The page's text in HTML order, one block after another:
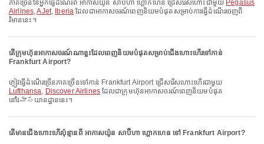
ភាគច្រើននៃអ្នកធ្វើដំណើរពី អាកាសយ៉ូន សាប៊ីហា ហ្គោកហេន ជ្រើសរើសហោះជាមួយ Pegasus
Airlines,AJet, Iberia ដែលជាអាកាសចរណ៍ពេញនិយមបំផុតសម្រាប់ការធ្វើដំណើរចេញពី
វិមាននេះ។
តើក្រុមហ៊ុនអាកាសចរណ៍ណាខ្លះដែលពេញនិយមបំផុតសម្រាប់ជើងហោះហើរទៅកាន់
Frankfurt Airport?
ភ្ញៀវធ្វើដំណើរច្រើនភាគច្រើនទៅកាន់ Frankfurt Airport ជ្រើសរើសហោះហើរជាមួយ
Lufthansa, Discover Airlinesដែលជាក្រុមហ៊ុនអាកាសចរណ៍ពេញនិយមបំផុត
នៅវిమానយានដ្ឋាននេះ។
តើមានជើងហោះហើរប៉ុន្មានពី អាកាសយ៉ូន សាប៊ីហា ហ្គោកហេន ទៅ Frankfurt Airport?